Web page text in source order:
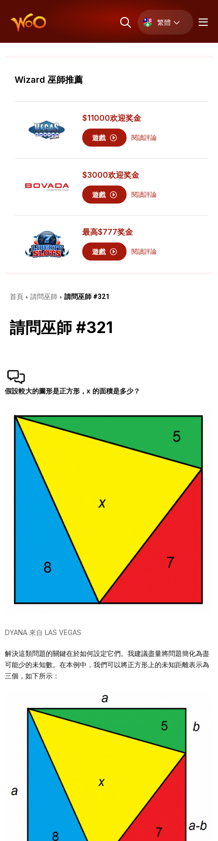
繁體
Wizard 巫師推薦
$11000欢迎奖金
遊戲 閱讀評論
$3000欢迎奖金
遊戲 閱讀評論
最高$777奖金
遊戲 閱讀評論
首頁 › 請問巫師 › 請問巫師 #321
請問巫師 #321
假設較大的圖形是正方形，x 的面積是多少？
DYANA 來自 LAS VEGAS
解決這類問題的關鍵在於如何設定它們。我建議盡量將問題簡化為盡
可能少的未知數。在本例中，我們可以將正方形上的未知距離表示為
三個，如下所示：